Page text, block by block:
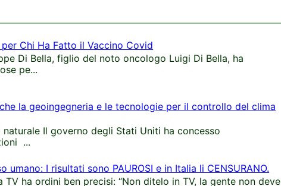
Chi Ha Fatto il Vaccino Covid
Di Bella, figlio del noto oncologo Luigi Di Bella, ha
pe...
la geoingegneria e le tecnologie per il controllo del clima
Il governo degli Stati Uniti ha concesso
...
umano: I risultati sono PAUROSI e in Italia li CENSURANO.
ha ordini ben precisi: “Non ditelo in TV, la gente non deve